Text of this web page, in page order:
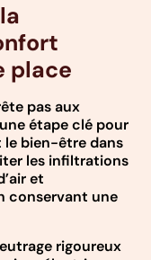
place
pas aux
étape clé pour
le bien-être dans
les infiltrations
et
conservant une
rigoureux